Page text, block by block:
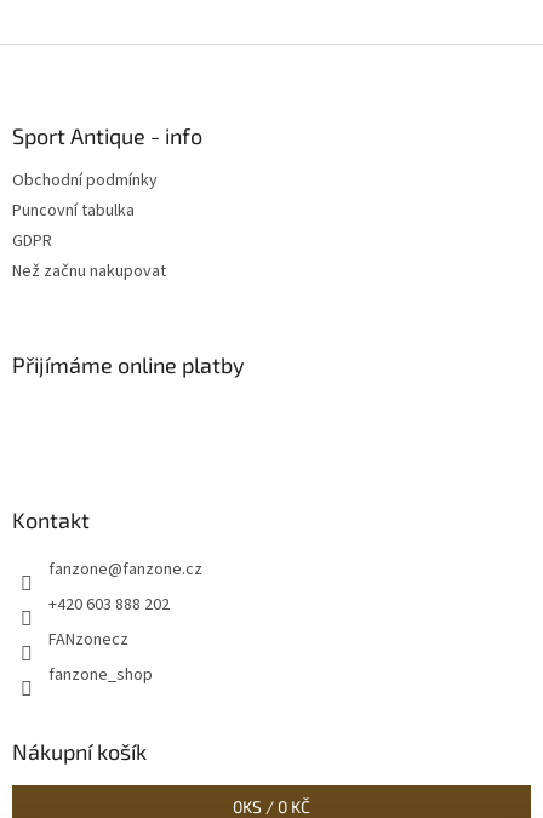
Sport Antique - info
Obchodní podmínky
Puncovní tabulka
GDPR
Než začnu nakupovat
Přijímáme online platby
Kontakt
fanzone@fanzone.cz
+420 603 888 202
FANzonecz
fanzone_shop
Nákupní košík
0KS / 0 KČ